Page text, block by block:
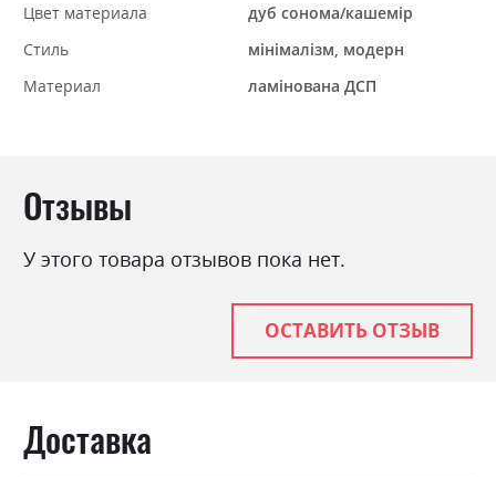
Цвет материала
дуб сонома/кашемір
Стиль
мінімалізм, модерн
Материал
ламінована ДСП
Отзывы
У этого товара отзывов пока нет.
ОСТАВИТЬ ОТЗЫВ
Доставка